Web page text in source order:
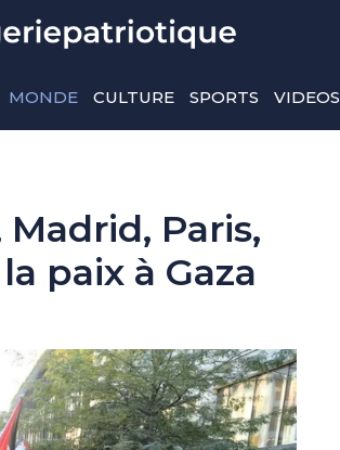
MONDE CULTURE SPORTS VIDEOS
Paris,
paix à Gaza